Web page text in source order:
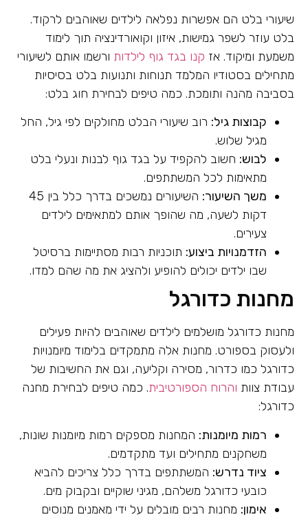
שיעורי בלט הם אפשרות נפלאה לילדים שאוהבים לרקוד.
בלט עוזר לשפר גמישות, איזון וקואורדינציה תוך לימוד
משמעת ומיקוד. אז קנו בגד גוף לילדות ורשמו אותם לשיעורי
מתחילים בסטודיו המלמד תנוחות ותנועות בלט בסיסיות
בסביבה מהנה ותומכת. כמה טיפים לבחירת חוג בלט:
קבוצות גיל: רוב שיעורי הבלט מחולקים לפי גיל, החל
מגיל שלוש.
לבוש: חשוב להקפיד על בגד גוף לבנות ונעלי בלט
מתאימות לכל המשתתפים.
משך השיעור:
השיעורים נמשכים בדרך כלל בין 45
דקות לשעה, מה שהופך אותם למתאימים לילדים
צעירים.
הזדמנויות ביצוע: תוכניות רבות מסתיימות ברסיטל
שבו ילדים יכולים להופיע ולהציג את מה שהם למדו.
מחנות כדורגל
מחנות כדורגל מושלמים לילדים שאוהבים להיות פעילים
ולעסוק בספורט. מחנות אלה מתמקדים בלימוד מיומנויות
כדורגל כמו כדרור, מסירה וקליעה, וגם את החשיבות של
עבודת צוות והרוח הספורטיבית. כמה טיפים לבחירת מחנה
כדורגל:
רמות מיומנות: המחנות מספקים רמות מיומנות שונות,
משחקנים מתחילים ועד מתקדמים.
ציוד נדרש: המשתתפים בדרך כלל צריכים להביא
כובעי כדורגל משלהם, מגיני שוקיים ובקבוק מים.
אימון: מחנות רבים מובלים על ידי מאמנים מנוסים